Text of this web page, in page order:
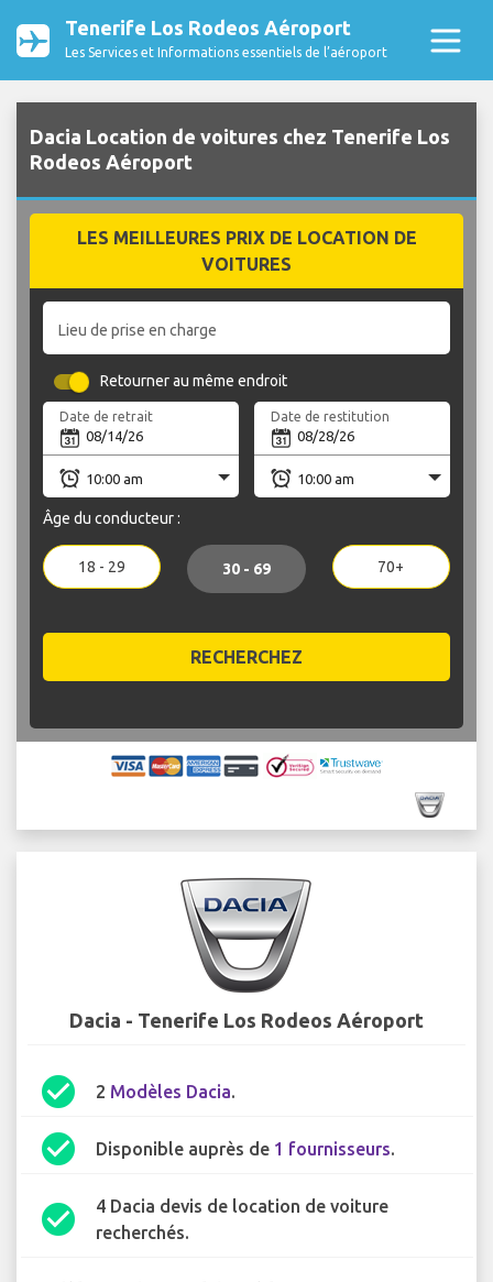
Tenerife Los Rodeos Aéroport
Les Services et Informations essentiels de l’aéroport
Dacia Location de voitures chez Tenerife Los
Rodeos Aéroport
LES MEILLEURES PRIX DE LOCATION DE
VOITURES
Lieu de prise en charge
Retourner au même endroit
Date de retrait Date de restitution
Âge du conducteur :
18 - 29 30 - 69 70+
RECHERCHEZ
Dacia - Tenerife Los Rodeos Aéroport
check_circle 2 Modèles Dacia.
check_circle Disponible auprès de 1 fournisseurs.
check_circle
4 Dacia devis de location de voiture
recherchés.